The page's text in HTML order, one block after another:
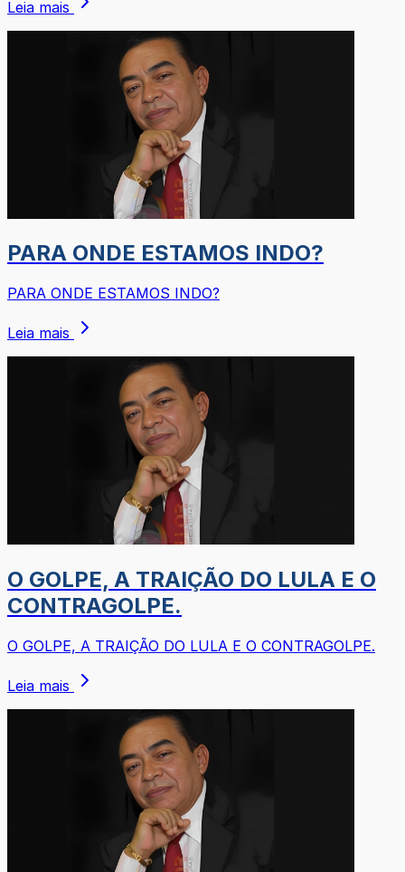
Leia mais
PARA ONDE ESTAMOS INDO?
PARA ONDE ESTAMOS INDO?
Leia mais
O GOLPE, A TRAIÇÃO DO LULA E O
CONTRAGOLPE.
O GOLPE, A TRAIÇÃO DO LULA E O CONTRAGOLPE.
Leia mais